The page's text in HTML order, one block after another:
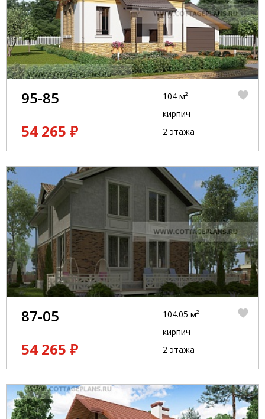
95-85
54 265 ₽
104 м²
кирпич
2 этажа
87-05
54 265 ₽
104.05 м²
кирпич
2 этажа